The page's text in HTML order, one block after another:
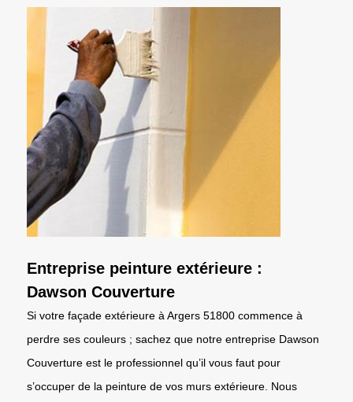
Entreprise peinture extérieure :
Dawson Couverture
Si votre façade extérieure à Argers 51800 commence à
perdre ses couleurs ; sachez que notre entreprise Dawson
Couverture est le professionnel qu’il vous faut pour
s’occuper de la peinture de vos murs extérieure. Nous